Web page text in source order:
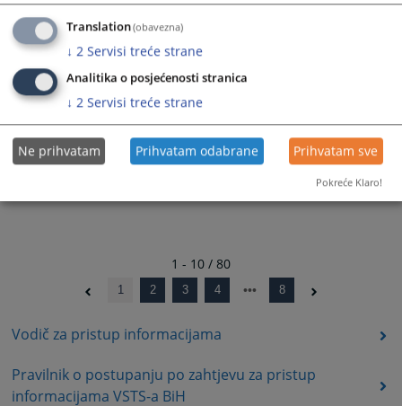
Vodič za pristup informacijama
Pravilnik o postupanju po zahtjevu za pristup
informacijama VSTS-a BiH
27.12.2024.
Rješenje - 01-07-10-51-295/2024
1 - 10 / 80
1 2 3 4 8
Translation(obavezna)
↓ 2 Servisi treće strane
Analitika o posjećenosti stranica
↓ 2 Servisi treće strane
Ne prihvatam Prihvatam odabrane Prihvatam sve
Pokreće Klaro!